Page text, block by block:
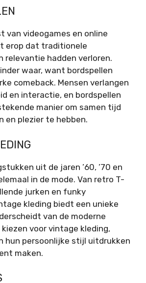
van videogames en online
erop dat traditionele
relevantie hadden verloren.
waar, want bordspellen
comeback. Mensen verlangen
en interactie, en bordspellen
manier om samen tijd
en plezier te hebben.
uit de jaren ’60, ’70 en
in de mode. Van retro T-
jurken en funky
kleding biedt een unieke
van de moderne
voor vintage kleding,
hun persoonlijke stijl uitdrukken
maken.